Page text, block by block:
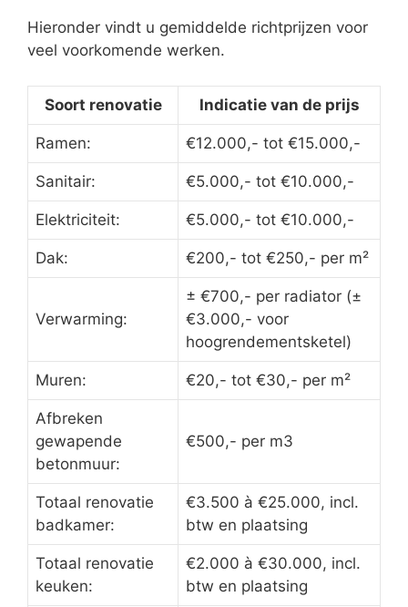
Hieronder vindt u gemiddelde richtprijzen voor
veel voorkomende werken.
Soort renovatie Indicatie van de prijs
Ramen: €12.000,- tot €15.000,-
Sanitair: €5.000,- tot €10.000,-
Elektriciteit: €5.000,- tot €10.000,-
Dak: €200,- tot €250,- per m²
Verwarming:
± €700,- per radiator (±
€3.000,- voor
hoogrendementsketel)
Muren: €20,- tot €30,- per m²
Afbreken
gewapende
betonmuur:
€500,- per m3
Totaal renovatie
badkamer:
€3.500 à €25.000, incl.
btw en plaatsing
Totaal renovatie
keuken:
€2.000 à €30.000, incl.
btw en plaatsing